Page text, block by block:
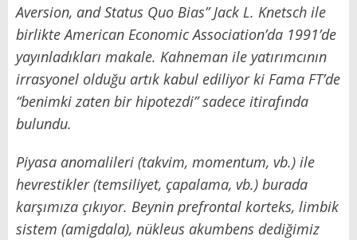
Aversion, and Status Quo Bias” Jack L. Knetsch ile
birlikte American Economic Association’da 1991’de
yayınladıkları makale. Kahneman ile yatırımcının
irrasyonel olduğu artık kabul ediliyor ki Fama FT’de
“benimki zaten bir hipotezdi” sadece itirafında
bulundu.
Piyasa anomalileri (takvim, momentum, vb.) ile
hevrestikler (temsiliyet, çapalama, vb.) burada
karşımıza çıkıyor. Beynin prefrontal korteks, limbik
sistem (amigdala), nükleus akumbens dediğimiz